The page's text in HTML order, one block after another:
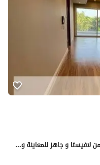
توين هاوس 340م في مدخل 2 الشروق من لافيستا و جاهز للمعاينة والاستلام فورا بمجرد التعاقد و هبيعه بأقل من سعره الاصلي